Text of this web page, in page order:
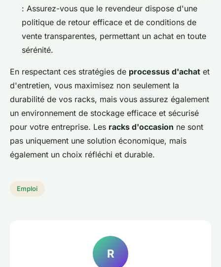
: Assurez-vous que le revendeur dispose d'une
politique de retour efficace et de conditions de
vente transparentes, permettant un achat en toute
sérénité.
En respectant ces stratégies de processus d'achat et
d'entretien, vous maximisez non seulement la
durabilité de vos racks, mais vous assurez également
un environnement de stockage efficace et sécurisé
pour votre entreprise. Les racks d'occasion ne sont
pas uniquement une solution économique, mais
également un choix réfléchi et durable.
Emploi
R